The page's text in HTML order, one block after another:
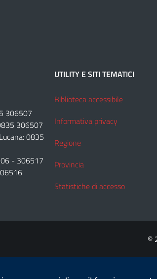
306507
306507
0835
- 306517
UTILITY E SITI TEMATICI
Biblioteca accessibile
Informativa privacy
Regione
Provincia
Statistiche di accesso
©